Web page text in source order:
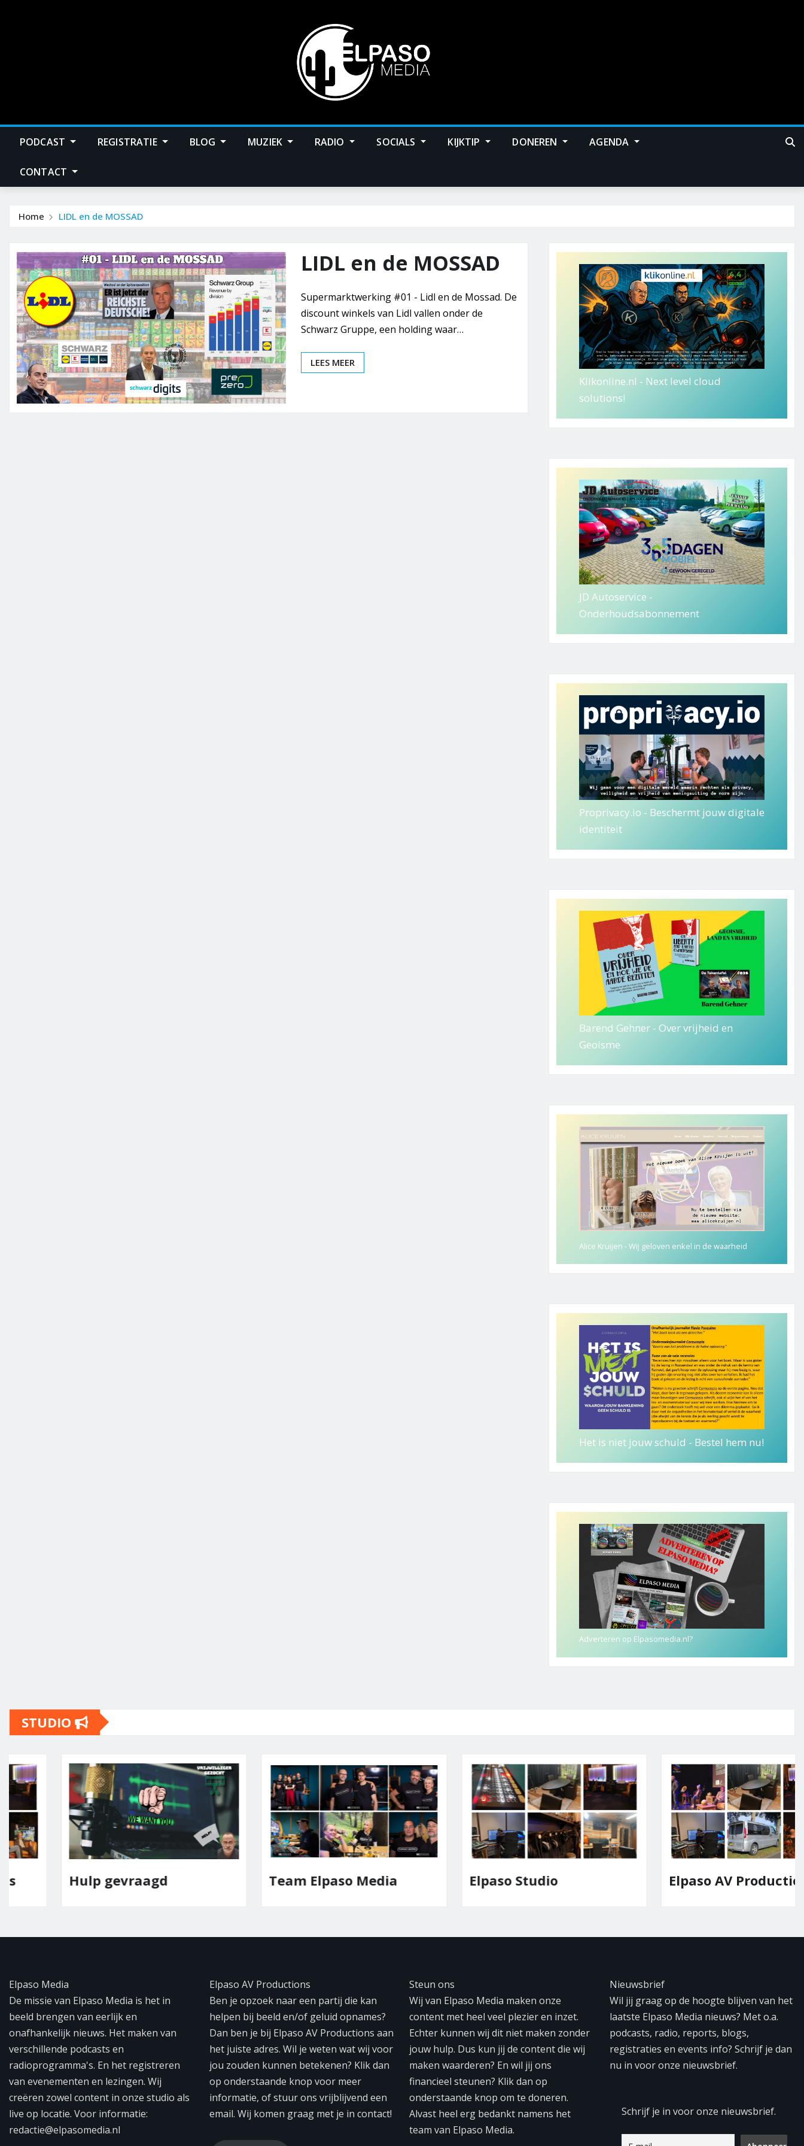
PODCAST REGISTRATIE BLOG MUZIEK RADIO SOCIALS KIJKTIP DONEREN AGENDA
CONTACT
Home LIDL en de MOSSAD
LIDL en de MOSSAD
Supermarktwerking #01 - Lidl en de Mossad. De
discount winkels van Lidl vallen onder de
Schwarz Gruppe, een holding waar…
LEES MEER
Klikonline.nl - Next level cloud
solutions!
JD Autoservice -
Onderhoudsabonnement
Proprivacy.io - Beschermt jouw digitale
identiteit
Barend Gehner - Over vrijheid en
Geoisme
Alice Kruijen - Wij geloven enkel in de waarheid
Het is niet jouw schuld - Bestel hem nu!
Adverteren op Elpasomedia.nl?
STUDIO
Hulp gevraagd Team Elpaso Media Elpaso Studio Elpaso AV Productions
Elpaso Media
De missie van Elpaso Media is het in
beeld brengen van eerlijk en
onafhankelijk nieuws. Het maken van
verschillende podcasts en
radioprogramma's. En het registreren
van evenementen en lezingen. Wij
creëren zowel content in onze studio als
live op locatie. Voor informatie:
redactie@elpasomedia.nl
Elpaso AV Productions
Ben je opzoek naar een partij die kan
helpen bij beeld en/of geluid opnames?
Dan ben je bij Elpaso AV Productions aan
het juiste adres. Wil je weten wat wij voor
jou zouden kunnen betekenen? Klik dan
op onderstaande knop voor meer
informatie, of stuur ons vrijblijvend een
email. Wij komen graag met je in contact!
Steun ons
Wij van Elpaso Media maken onze
content met heel veel plezier en inzet.
Echter kunnen wij dit niet maken zonder
jouw hulp. Dus kun jij de content die wij
maken waarderen? En wil jij ons
financieel steunen? Klik dan op
onderstaande knop om te doneren.
Alvast heel erg bedankt namens het
team van Elpaso Media.
Nieuwsbrief
Wil jij graag op de hoogte blijven van het
laatste Elpaso Media nieuws? Met o.a.
podcasts, radio, reports, blogs,
registraties en events info? Schrijf je dan
nu in voor onze nieuwsbrief.
Schrijf je in voor onze nieuwsbrief.